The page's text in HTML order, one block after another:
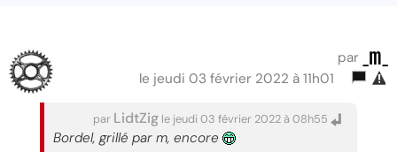
par _m_
le jeudi 03 février 2022 à 11h01
par LidtZig le jeudi 03 février 2022 à 08h55
Bordel, grillé par m, encore